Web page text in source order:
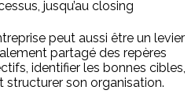
jusqu’au closing
peut aussi être un levier
partagé des repères
identifier les bonnes cibles,
structurer son organisation.